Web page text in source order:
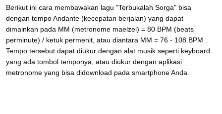
Berikut ini cara membawakan lagu "Terbukalah Sorga" bisa
dengan tempo Andante (kecepatan berjalan) yang dapat
dimainkan pada MM (metronome maelzel) = 80 BPM (beats
perminute) / ketuk permenit, atau diantara MM = 76 - 108 BPM .
Tempo tersebut dapat diukur dengan alat musik seperti keyboard
yang ada tombol temponya, atau diukur dengan aplikasi
metronome yang bisa didownload pada smartphone Anda.